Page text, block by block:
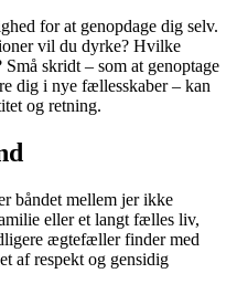
for at genopdage dig selv.
vil du dyrke? Hvilke
Små skridt – som at genoptage
dig i nye fællesskaber – kan
og retning.
båndet mellem jer ikke
eller et langt fælles liv,
ægtefæller finder med
af respekt og gensidig